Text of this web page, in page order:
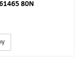
80N